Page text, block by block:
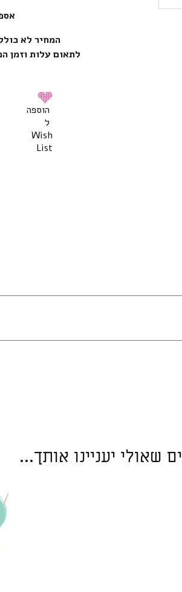
אספקה
המחיר לא
לתאום עלות וזמן
הוספה
ל
Wish
List
שאולי יעניינו אותך...